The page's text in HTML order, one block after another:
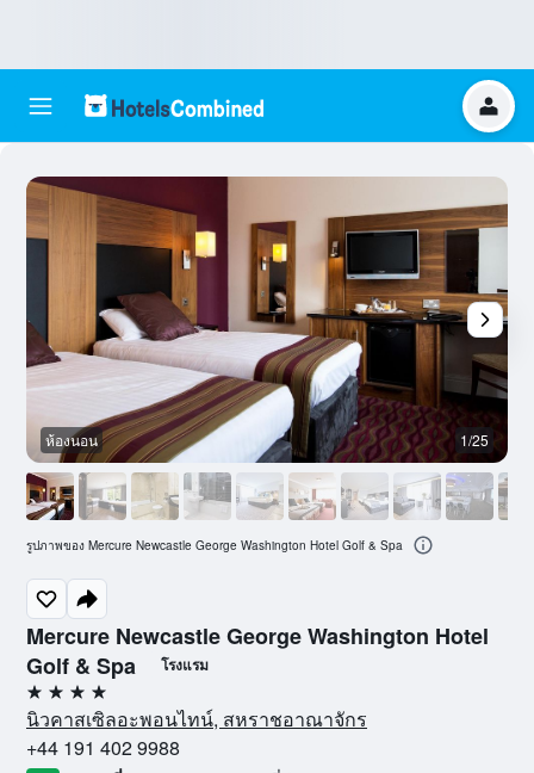
Mercure Newcastle George Washington Hotel
Golf & Spa
โรงแรม
4 ดาว
นิวคาสเซิลอะพอนไทน์, สหราชอาณาจักร
+44 191 402 9988
ห้องนอน 1/25
รูปภาพของ Mercure Newcastle George Washington Hotel Golf & Spa